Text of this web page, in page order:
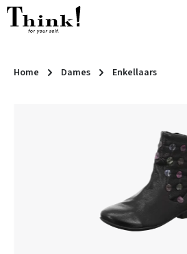
Ga naar de hoofdinhoud
Home Dames Enkellaars